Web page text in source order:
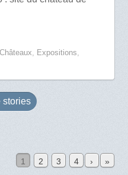
Châteaux, Expositions,
stories
1 2 3 4 › »